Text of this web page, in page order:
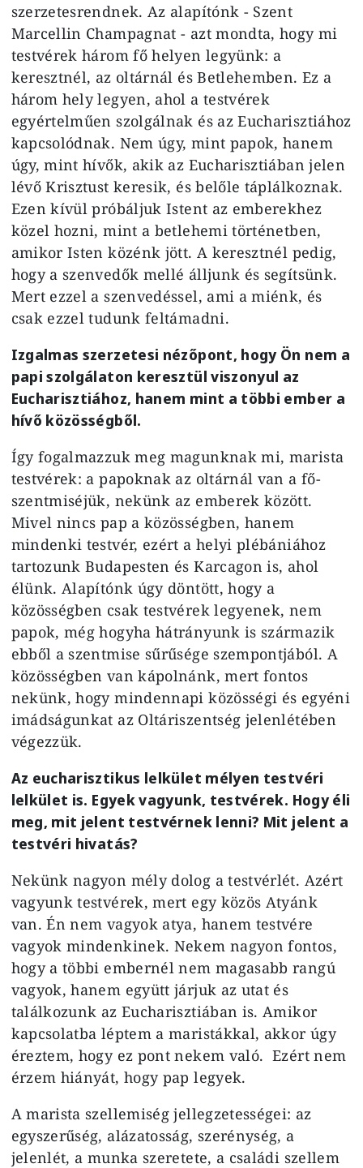
szerzetesrendnek. Az alapítónk - Szent
Marcellin Champagnat - azt mondta, hogy mi
testvérek három fő helyen legyünk: a
keresztnél, az oltárnál és Betlehemben. Ez a
három hely legyen, ahol a testvérek
egyértelműen szolgálnak és az Eucharisztiához
kapcsolódnak. Nem úgy, mint papok, hanem
úgy, mint hívők, akik az Eucharisztiában jelen
lévő Krisztust keresik, és belőle táplálkoznak.
Ezen kívül próbáljuk Istent az emberekhez
közel hozni, mint a betlehemi történetben,
amikor Isten közénk jött. A keresztnél pedig,
hogy a szenvedők mellé álljunk és segítsünk.
Mert ezzel a szenvedéssel, ami a miénk, és
csak ezzel tudunk feltámadni.
Izgalmas szerzetesi nézőpont, hogy Ön nem a
papi szolgálaton keresztül viszonyul az
Eucharisztiához, hanem mint a többi ember a
hívő közösségből.
Így fogalmazzuk meg magunknak mi, marista
testvérek: a papoknak az oltárnál van a fő-
szentmiséjük, nekünk az emberek között.
Mivel nincs pap a közösségben, hanem
mindenki testvér, ezért a helyi plébániához
tartozunk Budapesten és Karcagon is, ahol
élünk. Alapítónk úgy döntött, hogy a
közösségben csak testvérek legyenek, nem
papok, még hogyha hátrányunk is származik
ebből a szentmise sűrűsége szempontjából. A
közösségben van kápolnánk, mert fontos
nekünk, hogy mindennapi közösségi és egyéni
imádságunkat az Oltáriszentség jelenlétében
végezzük.
Az eucharisztikus lelkület mélyen testvéri
lelkület is. Egyek vagyunk, testvérek. Hogy éli
meg, mit jelent testvérnek lenni? Mit jelent a
testvéri hivatás?
Nekünk nagyon mély dolog a testvérlét. Azért
vagyunk testvérek, mert egy közös Atyánk
van. Én nem vagyok atya, hanem testvére
vagyok mindenkinek. Nekem nagyon fontos,
hogy a többi embernél nem magasabb rangú
vagyok, hanem együtt járjuk az utat és
találkozunk az Eucharisztiában is. Amikor
kapcsolatba léptem a maristákkal, akkor úgy
éreztem, hogy ez pont nekem való. Ezért nem
érzem hiányát, hogy pap legyek.
A marista szellemiség jellegzetességei: az
egyszerűség, alázatosság, szerénység, a
jelenlét, a munka szeretete, a családi szellem